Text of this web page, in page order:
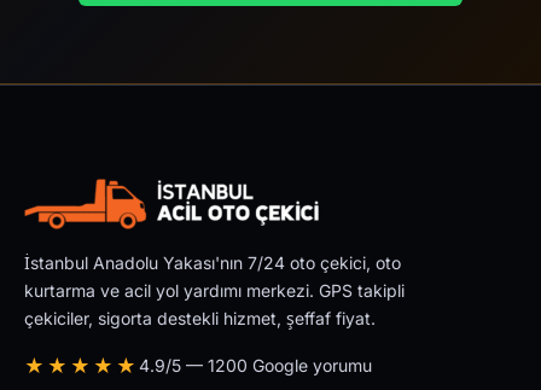
İstanbul Anadolu Yakası'nın 7/24 oto çekici, oto
kurtarma ve acil yol yardımı merkezi. GPS takipli
çekiciler, sigorta destekli hizmet, şeffaf fiyat.
★★★★★ 4.9/5 — 1200 Google yorumu